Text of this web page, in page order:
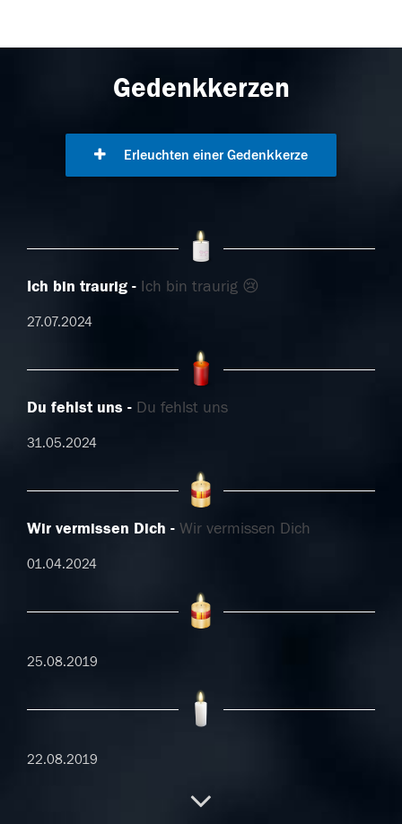
Gedenkkerzen
Erleuchten einer Gedenkkerze
Ich bin traurig Ich bin traurig 😢
27.07.2024
Du fehlst uns Du fehlst uns
31.05.2024
Wir vermissen Dich Wir vermissen Dich
01.04.2024
25.08.2019
22.08.2019